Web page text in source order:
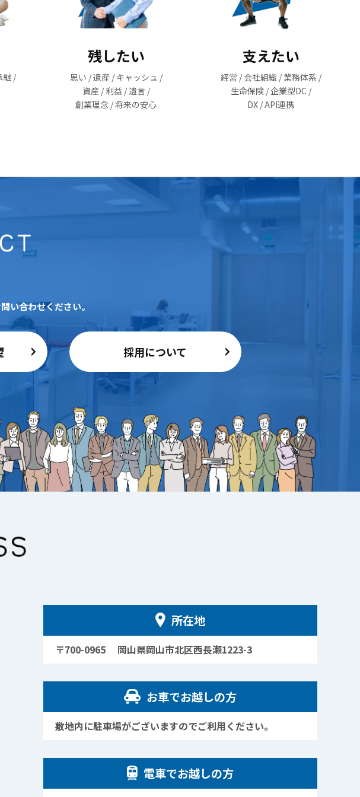
継 /
残したい
思い / 遺産 / キャッシュ /
資産 / 利益 / 遺言 /
創業理念 / 将来の安心
支えたい
経営 / 会社組織 / 業務体系 /
生命保険 / 企業型DC /
DX / API連携
い合わせください。
採用について
所在地
〒700-0965 岡山県岡山市北区西長瀬1223-3
お車でお越しの方
敷地内に駐車場がございますのでご利用ください。
電車でお越しの方